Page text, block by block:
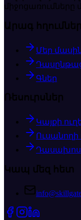
միջոցառումները
Արագ հղումներ
Մեր
Գներ
Ռեսուրսներ
Կայքի
Ուսանողի
Դասախոսի
Կապ մեզ հետ